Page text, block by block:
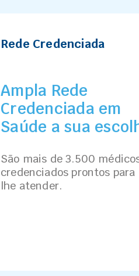
Rede Credenciada
Ampla Rede
Credenciada em
Saúde a sua
São mais de 3.500
credenciados prontos para
lhe atender.